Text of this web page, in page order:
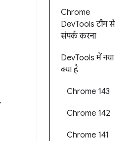
Chrome
DevTools टीम से
संपर्क करना
DevTools में नया
क्या है
Chrome 143
Chrome 142
Chrome 141